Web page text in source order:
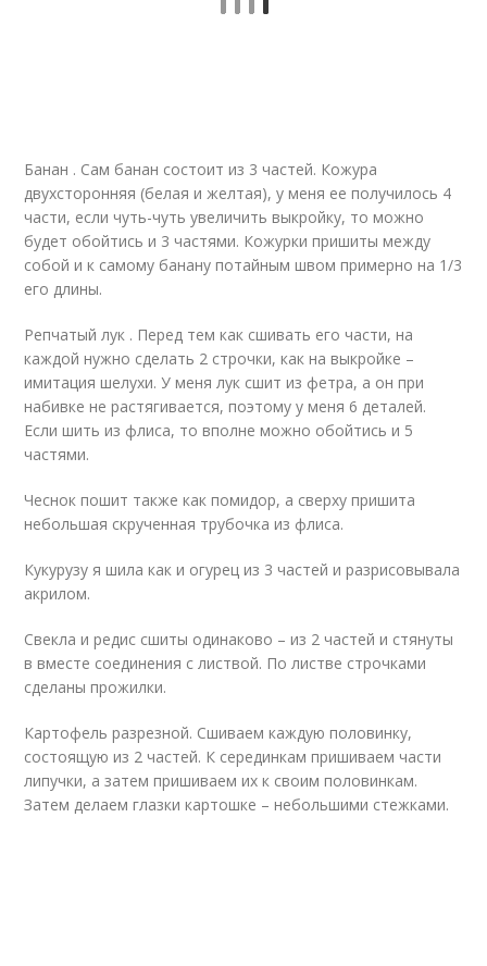
Банан . Сам банан состоит из 3 частей. Кожура
двухсторонняя (белая и желтая), у меня ее получилось 4
части, если чуть-чуть увеличить выкройку, то можно
будет обойтись и 3 частями. Кожурки пришиты между
собой и к самому банану потайным швом примерно на 1/3
его длины.
Репчатый лук . Перед тем как сшивать его части, на
каждой нужно сделать 2 строчки, как на выкройке –
имитация шелухи. У меня лук сшит из фетра, а он при
набивке не растягивается, поэтому у меня 6 деталей.
Если шить из флиса, то вполне можно обойтись и 5
частями.
Чеснок пошит также как помидор, а сверху пришита
небольшая скрученная трубочка из флиса.
Кукурузу я шила как и огурец из 3 частей и разрисовывала
акрилом.
Свекла и редис сшиты одинаково – из 2 частей и стянуты
в вместе соединения с листвой. По листве строчками
сделаны прожилки.
Картофель разрезной. Сшиваем каждую половинку,
состоящую из 2 частей. К серединкам пришиваем части
липучки, а затем пришиваем их к своим половинкам.
Затем делаем глазки картошке – небольшими стежками.